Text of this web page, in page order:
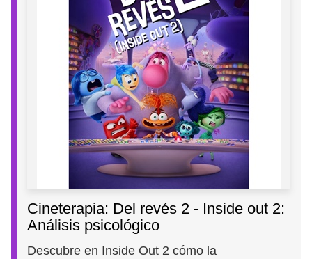
Cineterapia: Del revés 2 - Inside out 2:
Análisis psicológico
Descubre en Inside Out 2 cómo la